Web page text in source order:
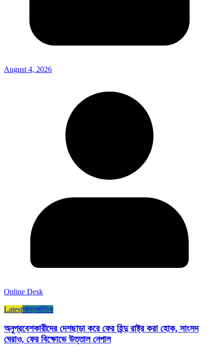
August 4, 2026
Online Desk
Latestআন্তর্জাতিক
অনুপ্রবেশকারীদের দেশছাড়া করে ফের হিন্দু রাষ্ট্র করা হোক, সাংসদ
ঘেরাও, ফের বিক্ষোভে উত্তাল নেপাল